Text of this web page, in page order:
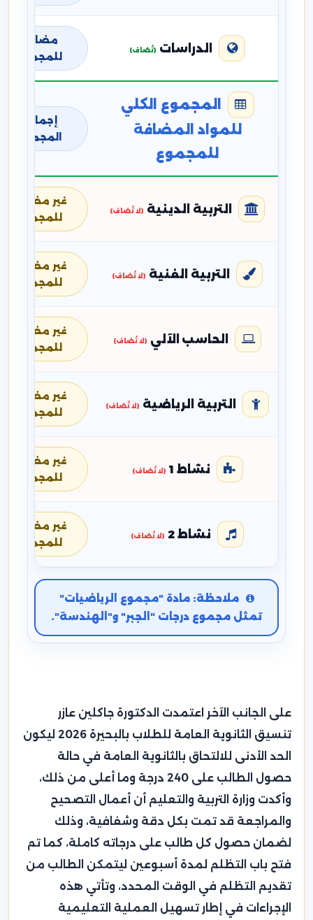
الدراسات (تُضاف)
مضافة
للمجموع
المجموع الكلي
للمواد المضافة
للمجموع
إجمالي
المجموع
التربية الدينية (لا تُضاف)
غير مضافة
للمجموع
التربية الفنية (لا تُضاف)
غير مضافة
للمجموع
الحاسب الآلي (لا تُضاف)
غير مضافة
للمجموع
التربية الرياضية (لا تُضاف)
غير مضافة
للمجموع
نشاط 1 (لا تُضاف)
غير مضافة
للمجموع
نشاط 2 (لا تُضاف)
غير مضافة
للمجموع
ملاحظة: مادة "مجموع الرياضيات"
تمثل مجموع درجات "الجبر" و"الهندسة".
على الجانب الآخر اعتمدت الدكتورة جاكلين عازر
تنسيق الثانوية العامة للطلاب بالبحيرة 2026 ليكون
الحد الأدنى للالتحاق بالثانوية العامة في حالة
حصول الطالب على 240 درجة وما أعلى من ذلك،
وأكدت وزارة التربية والتعليم أن أعمال التصحيح
والمراجعة قد تمت بكل دقة وشفافية، وذلك
لضمان حصول كل طالب على درجاته كاملة، كما تم
فتح باب التظلم لمدة أسبوعين ليتمكن الطالب من
تقديم التظلم في الوقت المحدد، وتأتي هذه
الإجراءات في إطار تسهيل العملية التعليمية